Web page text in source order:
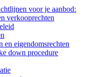
voor je aanbod:
verkooprechten
en eigendomsrechten
down procedure